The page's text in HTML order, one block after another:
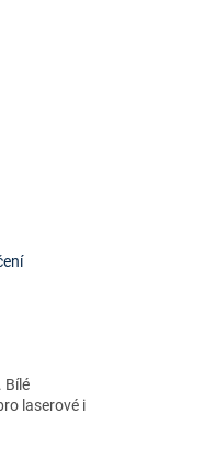
. Bílé
laserové i